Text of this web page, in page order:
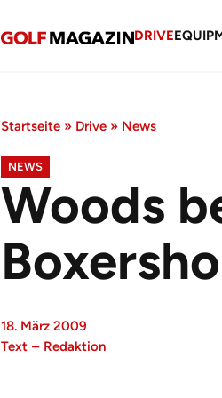
DRIVE
Startseite » Drive » News
NEWS
Woods
18. März 2009
Text – Redaktion